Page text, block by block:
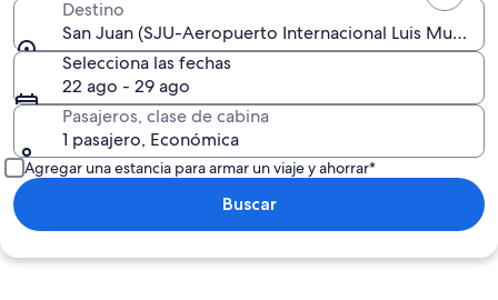
Destino
San Juan (SJU-Aeropuerto Internacional Luis Muñoz
Selecciona las fechas
22 ago - 29 ago
Pasajeros, clase de cabina
1 pasajero, Económica
Agregar una estancia para armar un viaje y ahorrar*
Buscar